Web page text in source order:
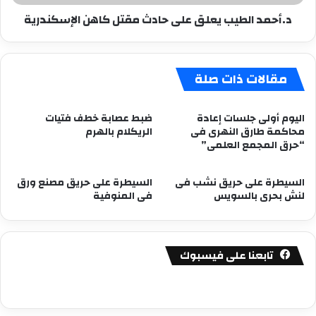
د.أحمد الطيب يعلق على حادث مقتل كاهن الإسكندرية
مقالات ذات صلة
اليوم أولى جلسات إعادة
محاكمة طارق النهرى فى
“حرق المجمع العلمى”
ضبط عصابة خطف فتيات
الريكلام بالهرم
السيطرة على حريق نشب فى
لنش بحرى بالسويس
السيطرة على حريق مصنع ورق
فى المنوفية
تابعنا على فيسبوك